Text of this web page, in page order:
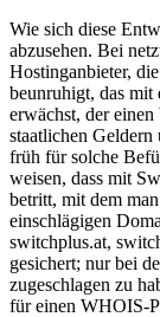
Wie sich diese
abzusehen. Bei
Hostinganbieter,
beunruhigt, das
erwächst, der
staatlichen Geldern
früh für solche
weisen, dass mit
betritt, mit dem
einschlägigen
switchplus.at,
gesichert; nur bei
zugeschlagen zu
für einen WHOIS-